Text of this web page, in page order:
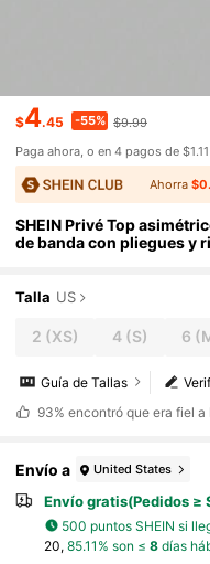
$4.45 -55% $9.99
Paga ahora, o en 4 pagos de $1.11
Ahorra
SHEIN Privé Top
de banda con pliegues y
Talla US
2 (XS) 4(S) 6
Guía de Tallas
93% encontró que era fiel a
Envío a United States
Envío gratis(Pedidos ≥
500 puntos SHEIN si
20, 85.11% son ≤ 8días